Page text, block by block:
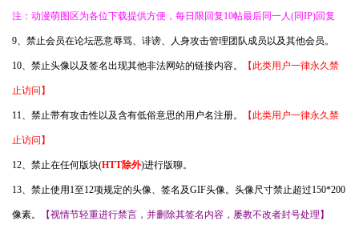
注：动漫萌图区为各位下载提供方便，每日限回复10帖最后同一人(同IP)回复
9、禁止会员在论坛恶意辱骂、诽谤、人身攻击管理团队成员以及其他会员。
10、禁止头像以及签名出现其他非法网站的链接内容。 【此类用户一律永久禁
止访问】
11、禁止带有攻击性以及含有低俗意思的用户名注册。 【此类用户一律永久禁
止访问】
12、禁止在任何版块(HTT除外)进行版聊。
13、禁止使用1至12项规定的头像、签名及GIF头像。头像尺寸禁止超过150*200
像素。 【视情节轻重进行禁言，并删除其签名内容，屡教不改者封号处理】